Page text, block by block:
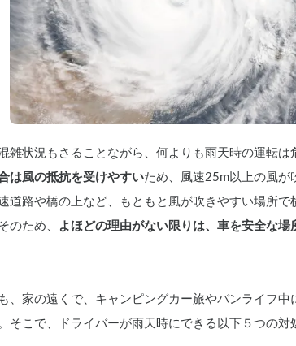
雑状況もさることながら、何よりも雨天時の運転は
は風の抵抗を受けやすいため、風速25m以上の風が
道路や橋の上など、もともと風が吹きやすい場所
のため、
よほどの理由がない限りは、車を安全な場
、家の遠くで、キャンピングカー旅やバンライフ
そこで、ドライバーが雨天時にできる以下５つの対